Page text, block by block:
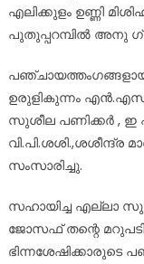
എലിക്കുളം ഉണ്ണി
പുതുപ്പറമ്പിൽ അനു
ഉരുളികുന്നം
സുശീല പണിക്കർ , ഇ
വി.പി.ശശി.,ശശീന്ദ്ര
സംസാരിച്ചു.
സഹായിച്ച എല്ലാ
ജോസഫ് തന്റെ മറുപടി